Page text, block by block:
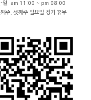
-일 am 11:00 ~ pm 08:00
째주, 셋째주 일요일 정기 휴무